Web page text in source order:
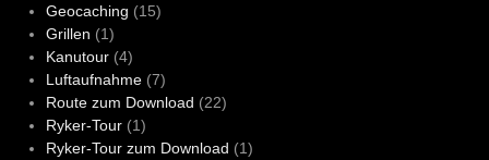
Geocaching (15)
Grillen (1)
Kanutour(4)
Luftaufnahme(7)
Route zum Download (22)
Ryker-Tour(1)
Ryker-Tour zum Download (1)